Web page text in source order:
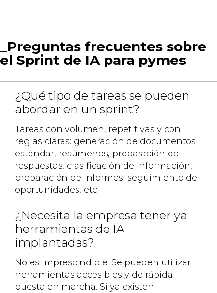
_Preguntas frecuentes sobre
el Sprint de IA para pymes
¿Qué tipo de tareas se pueden
abordar en un sprint?
Tareas con volumen, repetitivas y con
reglas claras: generación de documentos
estándar, resúmenes, preparación de
respuestas, clasificación de información,
preparación de informes, seguimiento de
oportunidades, etc.
¿Necesita la empresa tener ya
herramientas de IA
implantadas?
No es imprescindible. Se pueden utilizar
herramientas accesibles y de rápida
puesta en marcha. Si ya existen